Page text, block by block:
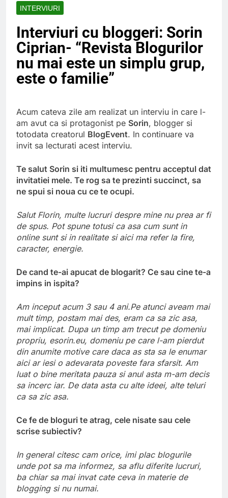
Earthing sau
beneficiile contactului
cu Pamantul
6 Ani Ago
Este posibil sa ne
INTERVIURI
Interviuri cu bloggeri: Sorin
Ciprian- “Revista Blogurilor
nu mai este un simplu grup,
este o familie”
Acum cateva zile am realizat un interviu in care l-
am avut ca si protagonist pe Sorin, blogger si
totodata creatorul BlogEvent. In continuare va
invit sa lecturati acest interviu.
Te salut Sorin si iti multumesc pentru acceptul dat
invitatiei mele. Te rog sa te prezinti succinct, sa
ne spui si noua cu ce te ocupi.
Salut Florin, multe lucruri despre mine nu prea ar fi
de spus. Pot spune totusi ca asa cum sunt in
online sunt si in realitate si aici ma refer la fire,
caracter, energie.
De cand te-ai apucat de blogarit? Ce sau cine te-a
impins in ispita?
Am inceput acum 3 sau 4 ani.Pe atunci aveam mai
mult timp, postam mai des, eram ca sa zic asa,
mai implicat. Dupa un timp am trecut pe domeniu
propriu, esorin.eu, domeniu pe care l-am pierdut
din anumite motive care daca as sta sa le enumar
aici ar iesi o adevarata poveste fara sfarsit. Am
luat o bine meritata pauza si anul asta m-am decis
sa incerc iar. De data asta cu alte ideei, alte teluri
ca sa zic asa.
Ce fe de bloguri te atrag, cele nisate sau cele
scrise subiectiv?
In general citesc cam orice, imi plac blogurile
unde pot sa ma informez, sa aflu diferite lucruri,
ba chiar sa mai invat cate ceva in materie de
blogging si nu numai.